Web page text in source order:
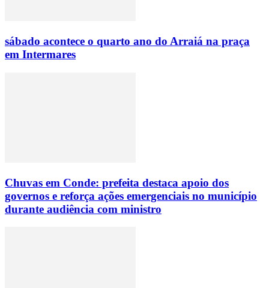
sábado acontece o quarto ano do Arraiá na praça
em Intermares
Chuvas em Conde: prefeita destaca apoio dos
governos e reforça ações emergenciais no município
durante audiência com ministro